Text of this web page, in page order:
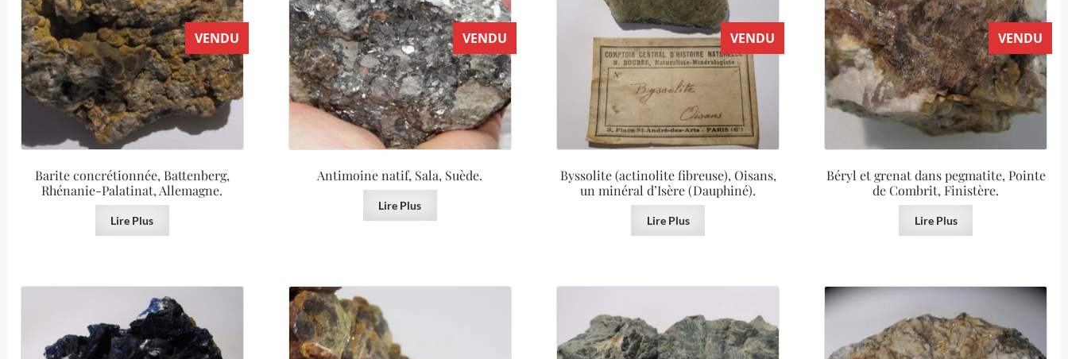
VENDU
Barite concrétionnée, Battenberg,
Rhénanie-Palatinat, Allemagne.
Lire Plus
VENDU
Antimoine natif, Sala, Suède.
Lire Plus
VENDU
Byssolite (actinolite fibreuse), Oisans,
un minéral d’Isère (Dauphiné).
Lire Plus
VENDU
Béryl et grenat dans pegmatite, Pointe
de Combrit, Finistère.
Lire Plus